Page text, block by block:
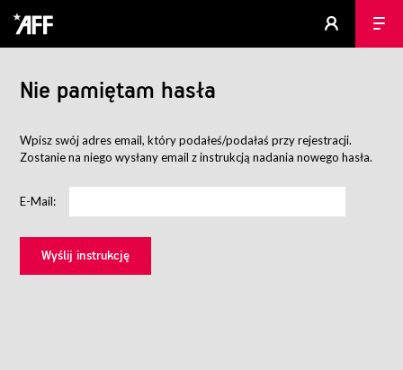
Nie pamiętam hasła
Wpisz swój adres email, który podałeś/podałaś przy rejestracji.
Zostanie na niego wysłany email z instrukcją nadania nowego hasła.
E-Mail: